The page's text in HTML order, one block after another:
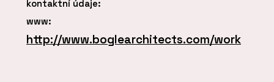
kontaktní údaje:
www:
http://www.boglearchitects.com/work